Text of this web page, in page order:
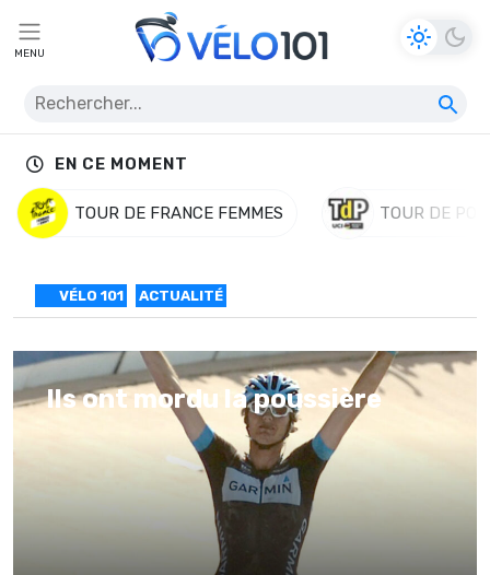
MENU
EN CE MOMENT
TOUR DE FRANCE FEMMES TOUR DE
VÉLO 101 ACTUALITÉ
Ils ont mordu la poussière